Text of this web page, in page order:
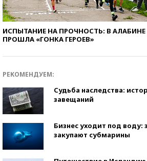
ИСПЫТАНИЕ НА ПРОЧНОСТЬ: В АЛАБИНЕ
ПРОШЛА «ГОНКА ГЕРОЕВ»
РЕКОМЕНДУЕМ:
Судьба наследства:
завещаний
Бизнес уходит под воду:
закупают субмарины